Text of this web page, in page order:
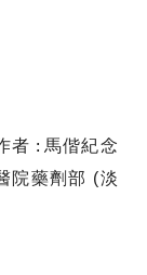
者 : 馬偕紀念
院藥劑部 (淡